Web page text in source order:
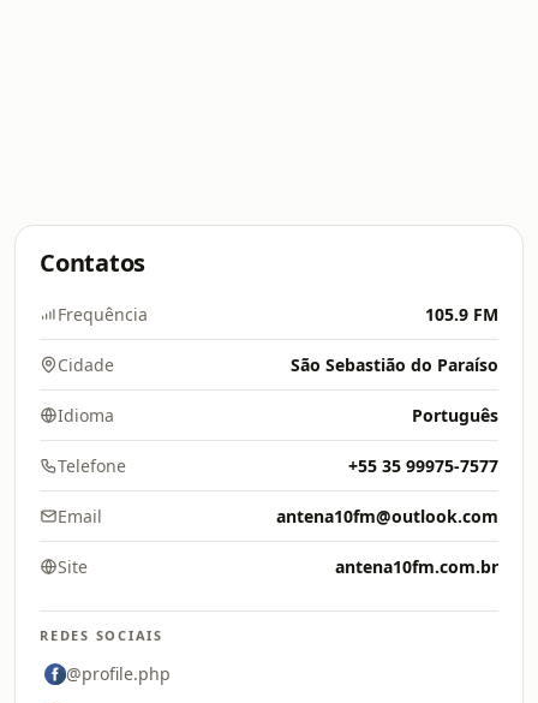
Contatos
Frequência 105.9 FM
Cidade São Sebastião do Paraíso
Idioma Português
Telefone +55 35 99975-7577
Email antena10fm@outlook.com
Site antena10fm.com.br
REDES SOCIAIS
@profile.php